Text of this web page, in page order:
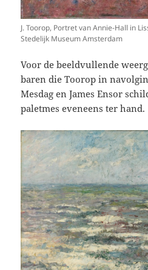
J. Toorop, Portret van Annie-Hall in
Stedelijk Museum Amsterdam
Voor de beeldvullende
baren die Toorop in
Mesdag en James Ensor
paletmes eveneens ter hand.